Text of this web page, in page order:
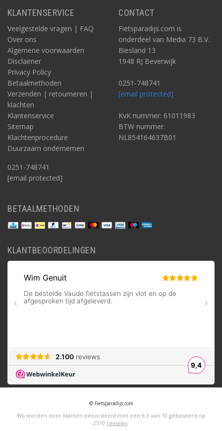
KLANTENSERVICE
Veelgestelde vragen | FAQ
Over ons
Algemene voorwaarden
Disclaimer
Privacy Policy
Betaalmethoden
Verzenden | retourneren |
klachten
Klantenservice
Sitemap
Klachtenprocedure
Duurzaam ondernemen
0251-748741
[email protected]
CONTACT
Fietsparadijs.com is
onderdeel van Media 73 B.V.
Biesland 13
1948 RJ Beverwijk
0251-748741
[email protected]
KvK nummer: 61011983
BTW nummer:
NL854164637B01
BETAALMETHODEN
KLANTBEOORDELINGEN
© Fietsparadijs.com
Wij worden door klanten beoordeeld met een 9,3 van 10 gebaseerd op
2510 reviews.